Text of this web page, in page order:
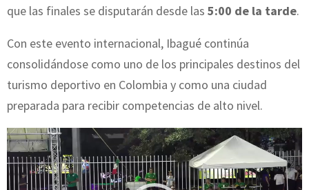
que las finales se disputarán desde las 5:00 de la tarde.
Con este evento internacional, Ibagué continúa
consolidándose como uno de los principales destinos del
turismo deportivo en Colombia y como una ciudad
preparada para recibir competencias de alto nivel.
R
e
p